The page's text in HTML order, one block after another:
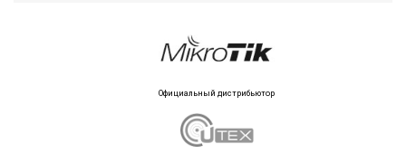
Официальный дистрибьютор